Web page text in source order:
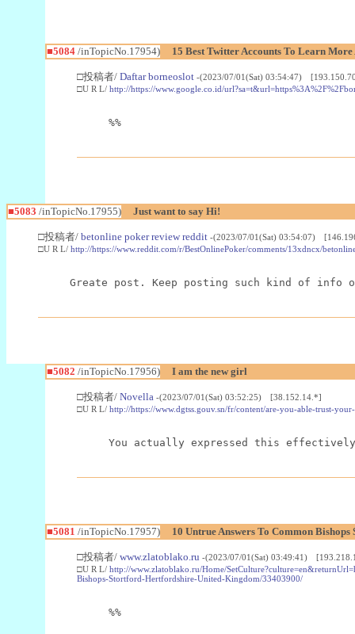
■5084/inTopicNo.17954) 15 Best Twitter Accounts To Learn
□投稿者/ Daftar borneoslot -(2023/07/01(Sat) 03:54:47)
□U R L/ http://https://www.google.co.id/
%%
■5083 /inTopicNo.17955) Just want to say Hi!
□投稿者/ betonline poker review reddit -(2023/07/01(Sat) 03:54:07)
□U R L/ http://https://www.reddit.com/r/BestOnlinePoker/comments/13xdncx/
Greate post. Keep posting such kind of
■5082 /inTopicNo.17956) I am the new girl
□投稿者/ Novella -(2023/07/01(Sat) 03:52:25) [38.152.14.*]
□U R L/ http://https://www.dgtss.gouv.sn/fr/content/are-you-able-trust-
You actually expressed this
■5081 /inTopicNo.17957) 10 Untrue Answers To Common
□投稿者/ www.zlatoblako.ru -(2023/07/01(Sat) 03:49:41)
□U R L/ http://www.zlatoblako.ru/Home/
Bishops-Stortford-Hertfordshire-United-Kingdom/33403900/
%%